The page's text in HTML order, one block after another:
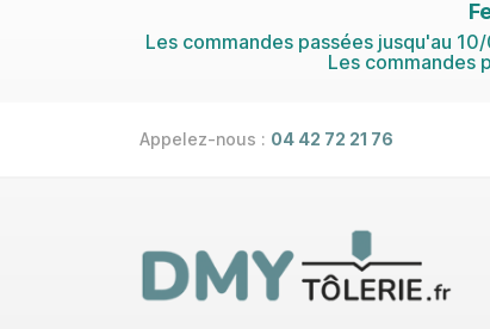
Les commandes passées jusqu'au
Les commandes
Appelez-nous : 04 42 72 21 76